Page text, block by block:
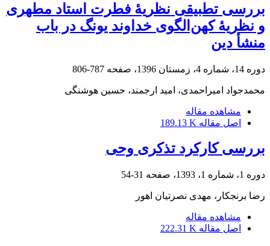
بررسی تطبیقی نظریۀ فطرت استاد مطهری
و نظریۀ کهن‌الگوی خداوند یونگ در باب
منشأ دین
دوره 14، شماره 4، زمستان 1396، صفحه 787-806
محمدجواد امیراحمدی، امید ارجمند، حسین هوشنگی
مشاهده مقاله
اصل مقاله 189.13 K
بررسی کارکرد تذکری وحی
دوره 1، شماره 1، 1393، صفحه 31-54
رضا برنجکار، مهدی نصرتیان اهور
مشاهده مقاله
اصل مقاله 222.31 K